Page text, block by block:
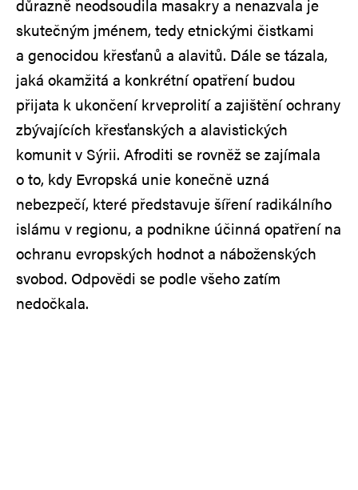
důrazně neodsoudila masakry a nenazvala je
skutečným jménem, tedy etnickými čistkami
a genocidou křesťanů a alavitů. Dále se tázala,
jaká okamžitá a konkrétní opatření budou
přijata k ukončení krveprolití a zajištění ochrany
zbývajících křesťanských a alavistických
komunit v Sýrii. Afroditi se rovněž se zajímala
o to, kdy Evropská unie konečně uzná
nebezpečí, které představuje šíření radikálního
islámu v regionu, a podnikne účinná opatření na
ochranu evropských hodnot a náboženských
svobod. Odpovědi se podle všeho zatím
nedočkala.